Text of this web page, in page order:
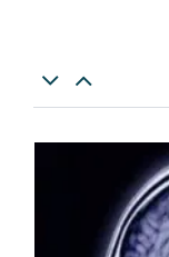
الريسوني